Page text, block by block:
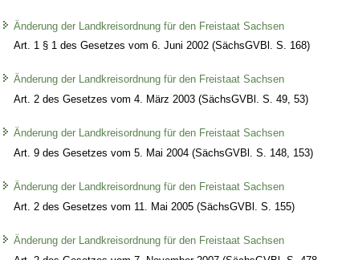
Änderung der Landkreisordnung für den Freistaat Sachsen
Art. 1 § 1 des Gesetzes vom 6. Juni 2002 (SächsGVBl. S. 168)
Änderung der Landkreisordnung für den Freistaat Sachsen
Art. 2 des Gesetzes vom 4. März 2003 (SächsGVBl. S. 49, 53)
Änderung der Landkreisordnung für den Freistaat Sachsen
Art. 9 des Gesetzes vom 5. Mai 2004 (SächsGVBl. S. 148, 153)
Änderung der Landkreisordnung für den Freistaat Sachsen
Art. 2 des Gesetzes vom 11. Mai 2005 (SächsGVBl. S. 155)
Änderung der Landkreisordnung für den Freistaat Sachsen